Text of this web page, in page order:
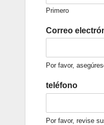
Primero
Correo
Por favor,
teléfono
Por favor, revise